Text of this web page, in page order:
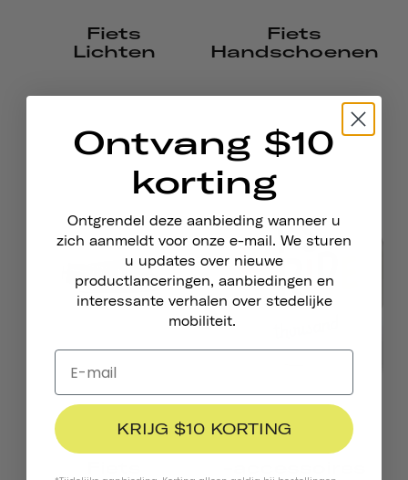
Fiets
Lichten
Fiets
Handschoenen
Ontvang $10
korting
Ontgrendel deze aanbieding wanneer u
zich aanmeldt voor onze e-mail. We sturen
u updates over nieuwe
productlanceringen, aanbiedingen en
interessante verhalen over stedelijke
mobiliteit.
KRIJG $10 KORTING